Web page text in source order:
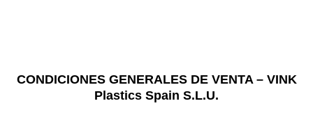
CONDICIONES GENERALES DE VENTA – VINK
Plastics Spain S.L.U.